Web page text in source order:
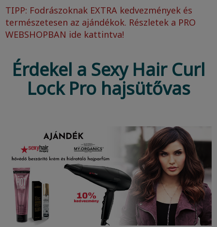
TIPP: Fodrászoknak EXTRA kedvezmények és
természetesen az ajándékok. Részletek a PRO
WEBSHOPBAN ide kattintva!
Érdekel a Sexy Hair Curl
Lock Pro hajsütővas